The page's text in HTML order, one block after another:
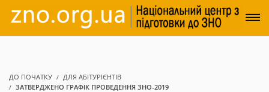
ДО ПОЧАТКУ
ДЛЯ АБІТУРІЄНТІВ
ЗАТВЕРДЖЕНО ГРАФІК ПРОВЕДЕННЯ ЗНО-2019